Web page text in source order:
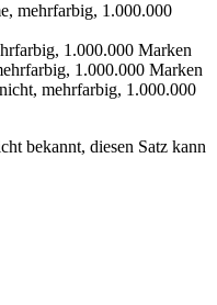
mehrfarbig, 1.000.000
1.000.000 Marken
1.000.000 Marken
mehrfarbig, 1.000.000
bekannt, diesen Satz kann